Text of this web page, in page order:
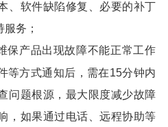
、软件缺陷修复、必要的补丁
务；
保产品出现故障不能正常工作
等方式通知后，需在15分钟内
问题根源，最大限度减少故障
，如果通过电话、远程协助等